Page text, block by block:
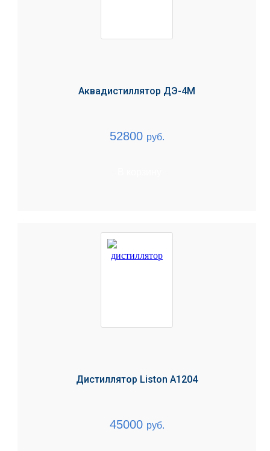
Аквадистиллятор ДЭ-4М
52800 руб.
Дистиллятор Liston A1204
45000 руб.